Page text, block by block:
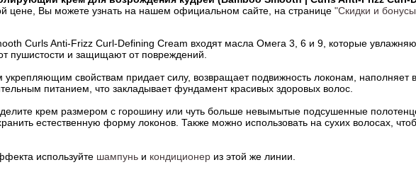
цене, Вы можете узнать на нашем официальном сайте, на странице "Скидки и
Curls Anti-Frizz Curl-Defining Cream входят масла Омега 3, 6 и 9, которые
пушистости и защищают от повреждений.
укрепляющим свойствам придает силу, возвращает подвижность локонам, наполняет
питанием, что закладывает фундамент красивых здоровых волос.
крем размером с горошину или чуть больше невымытые подсушенные
естественную форму локонов. Также можно использовать на сухих волосах,
используйте шампунь и кондиционер из этой же линии.